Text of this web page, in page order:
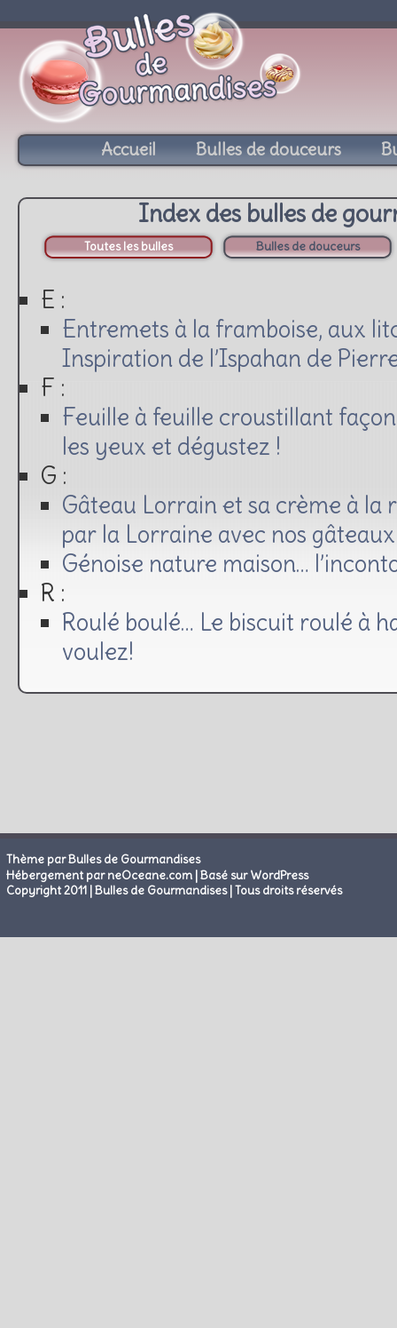
Accueil Bulles de douceurs
Index des bulles de
Toutes les bulles Bulles de douceurs
E :
Entremets à la framboise, aux
Inspiration de l’Ispahan de
F :
Feuille à feuille croustillant
les yeux et dégustez !
G :
Gâteau Lorrain et sa crème à la
par la Lorraine avec nos gâteaux
Génoise nature maison…
R :
Roulé boulé… Le biscuit roulé à
voulez!
Thème par Bulles de Gourmandises
Hébergement par neOceane.com |Basé sur WordPress
Copyright 2011 | Bulles de Gourmandises | Tous droits réservés